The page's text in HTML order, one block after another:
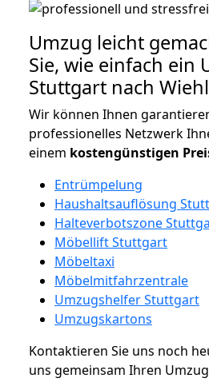
Umzug leicht
Sie, wie einfach ein
Stuttgart nach
Wir können Ihnen
professionelles Netzwerk
einem kostengünstigen
Entrümpelung
Haushaltsauflösung
Halteverbotszone
Möbellift Stuttgart
Möbeltaxi
Möbelmitfahrzentrale
Umzugshelfer Stuttgart
Umzugskartons
Kontaktieren Sie uns noch
uns gemeinsam Ihren